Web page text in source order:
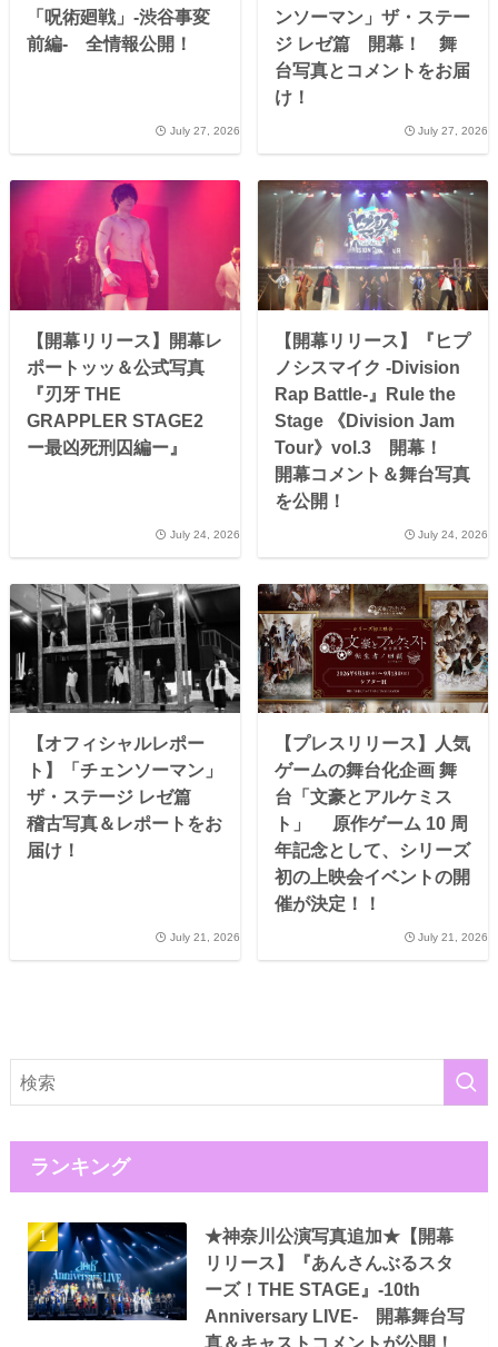
「呪術廻戦」-渋谷事変
前編- 全情報公開！
July 27, 2026
ンソーマン」ザ・ステー
ジ レゼ篇 開幕！ 舞
台写真とコメントをお届
け！
July 27, 2026
【開幕リリース】開幕レ
ポートッッ＆公式写真
『刃牙 THE
GRAPPLER STAGE2
ー最凶死刑囚編ー』
July 24, 2026
【開幕リリース】『ヒプ
ノシスマイク -Division
Rap Battle-』Rule the
Stage 《Division Jam
Tour》vol.3 開幕！
開幕コメント＆舞台写真
を公開！
July 24, 2026
【オフィシャルレポー
ト】「チェンソーマン」
ザ・ステージ レゼ篇
稽古写真＆レポートをお
届け！
July 21, 2026
【プレスリリース】人気
ゲームの舞台化企画 舞
台「文豪とアルケミス
ト」 原作ゲーム 10 周
年記念として、シリーズ
初の上映会イベントの開
催が決定！！
July 21, 2026
ランキング
★神奈川公演写真追加★【開幕
リリース】『あんさんぶるスタ
ーズ！THE STAGE』-10th
Anniversary LIVE- 開幕舞台写
真＆キャストコメントが公開！